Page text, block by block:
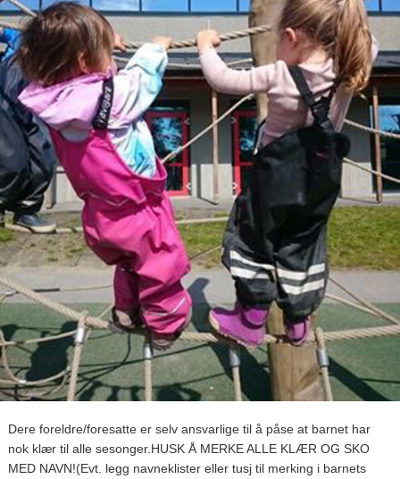
Dere foreldre/foresatte er selv ansvarlige til å påse at barnet har
nok klær til alle sesonger.HUSK Å MERKE ALLE KLÆR OG SKO
MED NAVN!(Evt. legg navneklister eller tusj til merking i barnets